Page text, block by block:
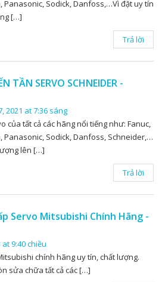
Panasonic, Sodick, Danfoss,…Vì đặt uy tín
[…]
Trả lời
TẦN SERVO SCHNEIDER -
2021 at 7:36 sáng
tất cả các hãng nổi tiếng như: Fanuc,
Panasonic, Sodick, Danfoss, Schneider,…
lên […]
Trả lời
Servo Mitsubishi Chính Hãng -
9:40 chiều
chính hãng uy tín, chất lượng.
sửa chữa tất cả các […]